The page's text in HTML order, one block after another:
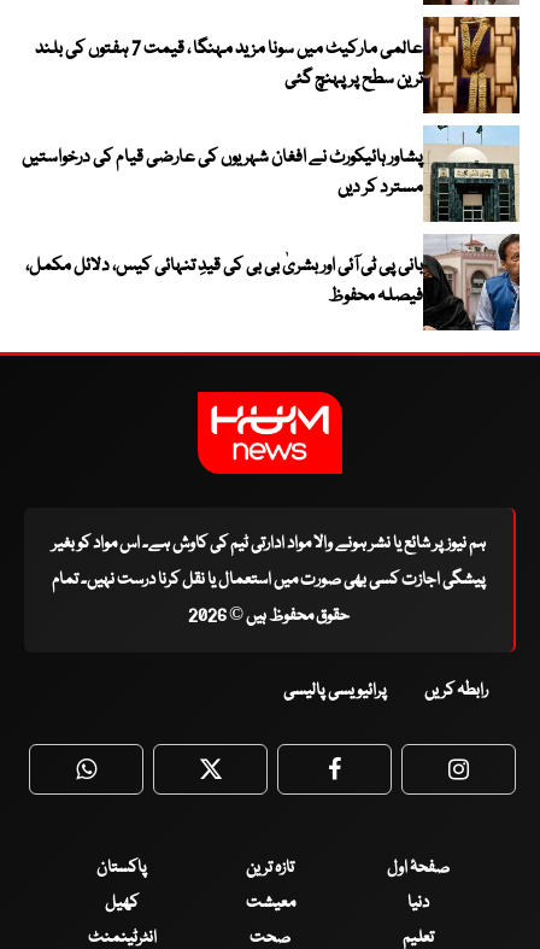
عالمی مارکیٹ میں سونا مزید مہنگا ، قیمت 7 ہفتوں کی بلند
ترین سطح پر پہنچ گئی
پشاور ہائیکورٹ نے افغان شہریوں کی عارضی قیام کی درخواستیں
مسترد کر دیں
بانی پی ٹی آئی اور بشریٰ بی بی کی قیدِ تنہائی کیس، دلائل مکمل،
فیصلہ محفوظ
ہم نیوز پر شائع یا نشر ہونے والا مواد ادارتی ٹیم کی کاوش ہے۔ اس مواد کو بغیر
پیشگی اجازت کسی بھی صورت میں استعمال یا نقل کرنا درست نہیں۔ تمام
حقوق محفوظ ہیں © 2026
رابطہ کریں پرائیویسی پالیسی
WhatsApp Twitter Facebook
صفحۂ اول تازہ ترین
پاکستان
دنیا
معیشت
کھیل
تعلیم
صحت انٹرٹینمنٹ